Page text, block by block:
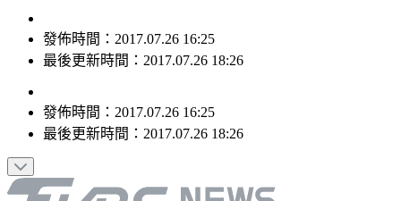
發佈時間：2017.07.26 16:25
最後更新時間：2017.07.26 18:26
發佈時間： 2017.07.26 16:25
最後更新時間： 2017.07.26 18:26